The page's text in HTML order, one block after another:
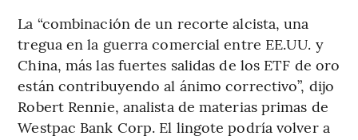
La “combinación de un recorte alcista, una
tregua en la guerra comercial entre EE.UU. y
China, más las fuertes salidas de los ETF de oro
están contribuyendo al ánimo correctivo”, dijo
Robert Rennie, analista de materias primas de
Westpac Bank Corp. El lingote podría volver a